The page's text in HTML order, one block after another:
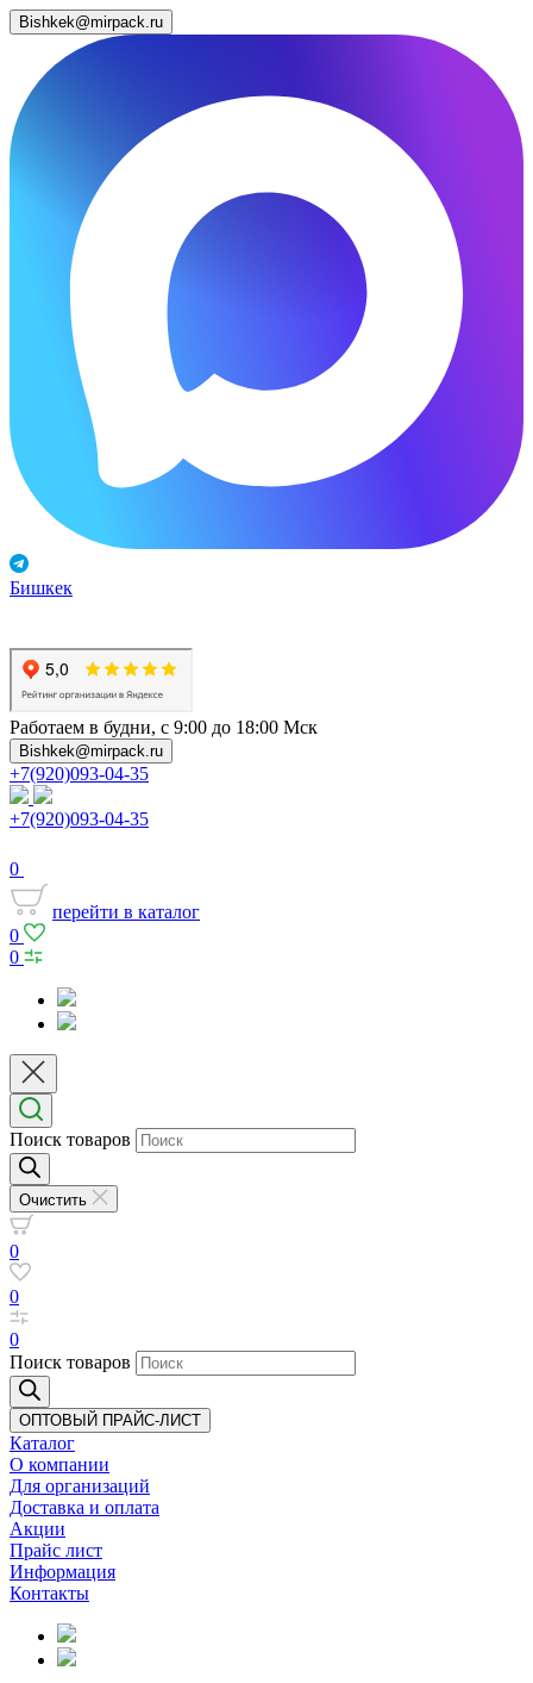
Bishkek@mirpack.ru
Бишкек
Работаем в будни, с 9:00 до 18:00 Мск
Bishkek@mirpack.ru
+7(920)093-04-35
+7(920)093-04-35
0
перейти в каталог
0
0
Поиск товаров
Очистить
0
0
0
Поиск товаров
ОПТОВЫЙ ПРАЙС-ЛИСТ
Каталог
О компании
Для организаций
Доставка и оплата
Акции
Прайс лист
Информация
Контакты